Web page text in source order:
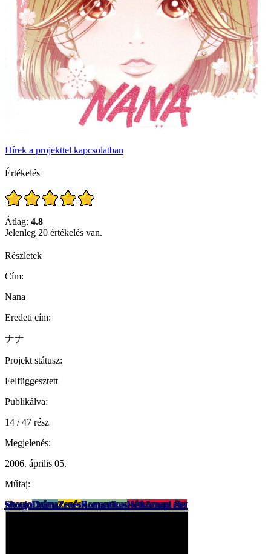
Hírek a projekttel kapcsolatban
Értékelés
Átlag: 4.8
Jelenleg 20 értékelés van.
Részletek
Cím:
Nana
Eredeti cím:
ナナ
Projekt státusz:
Felfüggesztett
Publikálva:
14 / 47 rész
Megjelenés:
2006. április 05.
Műfaj:
ShoujoDrámaZenésRomantikusHétköznapi élet